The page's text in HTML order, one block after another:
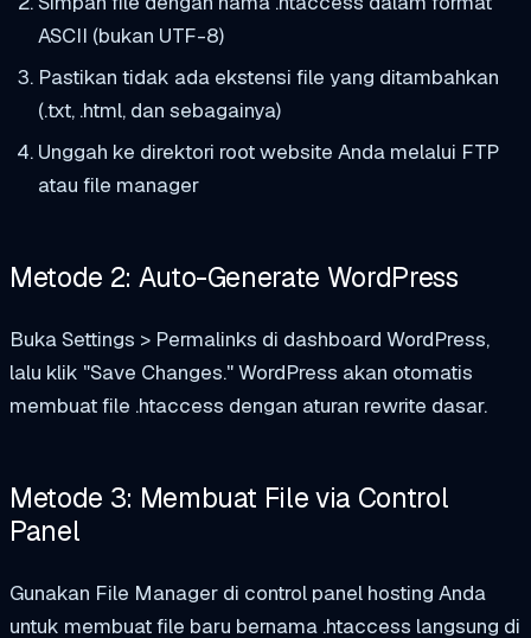
ASCII (bukan UTF-8)
Pastikan tidak ada ekstensi file yang ditambahkan
(.txt, .html, dan sebagainya)
Unggah ke direktori root website Anda melalui FTP
atau file manager
Metode 2: Auto-Generate WordPress
Buka Settings > Permalinks di dashboard WordPress,
lalu klik "Save Changes." WordPress akan otomatis
membuat file .htaccess dengan aturan rewrite dasar.
Metode 3: Membuat File via Control
Panel
Gunakan File Manager di control panel hosting Anda
untuk membuat file baru bernama .htaccess langsung di